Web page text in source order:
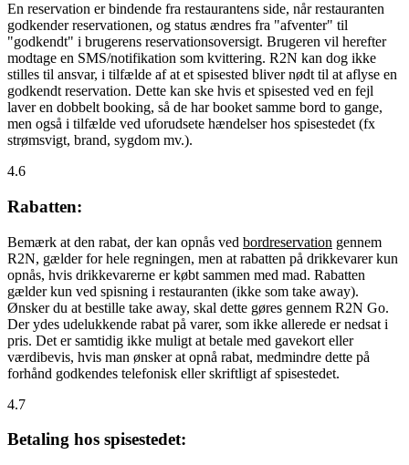
En reservation er bindende fra restaurantens side, når restauranten
godkender reservationen, og status ændres fra "afventer" til
"godkendt" i brugerens reservationsoversigt. Brugeren vil herefter
modtage en SMS/notifikation som kvittering. R2N kan dog ikke
stilles til ansvar, i tilfælde af at et spisested bliver nødt til at aflyse en
godkendt reservation. Dette kan ske hvis et spisested ved en fejl
laver en dobbelt booking, så de har booket samme bord to gange,
men også i tilfælde ved uforudsete hændelser hos spisestedet (fx
strømsvigt, brand, sygdom mv.).
4.6
Rabatten:
Bemærk at den rabat, der kan opnås ved bordreservation gennem
R2N, gælder for hele regningen, men at rabatten på drikkevarer kun
opnås, hvis drikkevarerne er købt sammen med mad. Rabatten
gælder kun ved spisning i restauranten (ikke som take away).
Ønsker du at bestille take away, skal dette gøres gennem R2N Go.
Der ydes udelukkende rabat på varer, som ikke allerede er nedsat i
pris. Det er samtidig ikke muligt at betale med gavekort eller
værdibevis, hvis man ønsker at opnå rabat, medmindre dette på
forhånd godkendes telefonisk eller skriftligt af spisestedet.
4.7
Betaling hos spisestedet: